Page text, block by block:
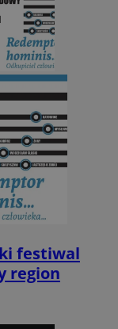
festiwal
region